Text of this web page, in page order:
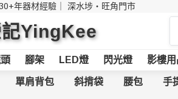
年器材經驗｜ 深水埗・旺角門市
YingKee
腳架 LED燈 閃光燈 影樓用
單肩背包 斜揹袋 腰包 手